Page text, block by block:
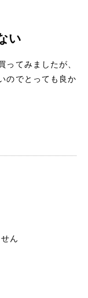
い
ってみましたが、
のでとっても良か
ん